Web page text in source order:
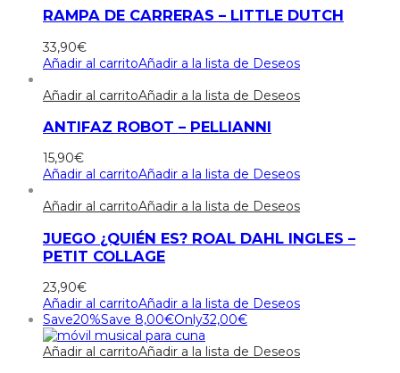
RAMPA DE CARRERAS – LITTLE DUTCH
33,90€
Añadir al carritoAñadir a la lista de Deseos
Añadir al carritoAñadir a la lista de Deseos
ANTIFAZ ROBOT – PELLIANNI
15,90€
Añadir al carritoAñadir a la lista de Deseos
Añadir al carritoAñadir a la lista de Deseos
JUEGO ¿QUIÉN ES? ROAL DAHL INGLES –
PETIT COLLAGE
23,90€
Añadir al carritoAñadir a la lista de Deseos
Save20%Save 8,00€Only32,00€
Añadir al carritoAñadir a la lista de Deseos